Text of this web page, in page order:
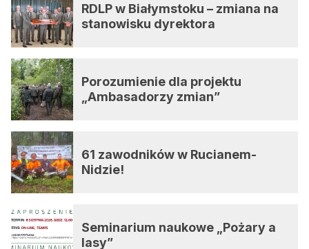
RDLP w Białymstoku – zmiana na
stanowisku dyrektora
Porozumienie dla projektu
„Ambasadorzy zmian”
61 zawodników w Rucianem-
Nidzie!
Seminarium naukowe „Pożary a
lasy”